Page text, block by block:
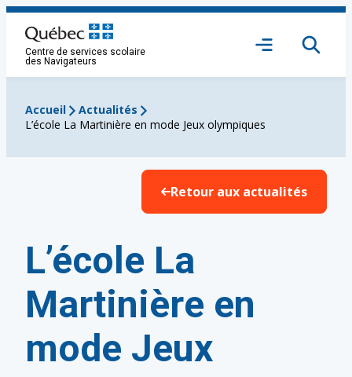
Aller
contenu
Centre de services scolaire
des Navigateurs
Ouvrir
Accueil
Actualités
L’école La Martinière en mode Jeux olympiques
Retour aux actualités
L’école La
Martinière en
mode Jeux